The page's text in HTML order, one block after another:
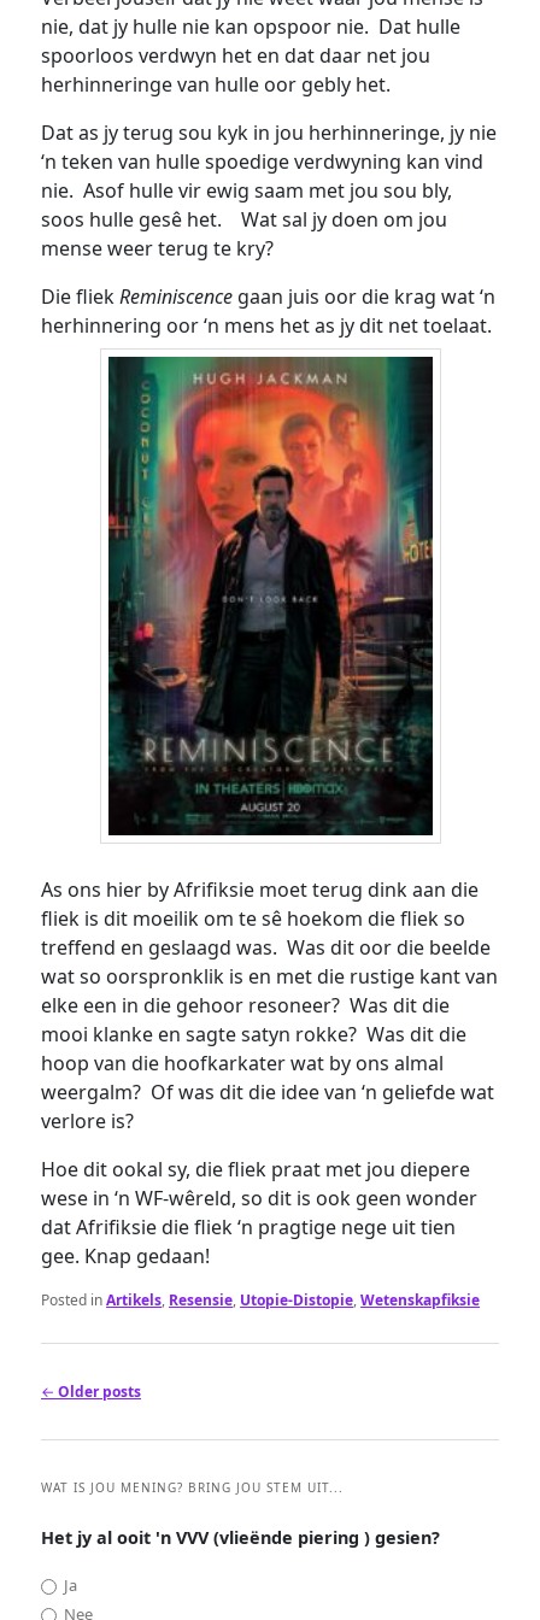
nie, dat jy hulle nie kan opspoor nie. Dat hulle
spoorloos verdwyn het en dat daar net jou
herhinneringe van hulle oor gebly het.
Dat as jy terug sou kyk in jou herhinneringe, jy nie
‘n teken van hulle spoedige verdwyning kan vind
nie. Asof hulle vir ewig saam met jou sou bly,
soos hulle gesê het. Wat sal jy doen om jou
mense weer terug te kry?
Die fliekReminiscence gaan juis oor die krag wat ‘n
herhinnering oor ‘n mens het as jy dit net toelaat.
As ons hier by Afrifiksie moet terug dink aan die
fliek is dit moeilik om te sê hoekom die fliek so
treffend en geslaagd was. Was dit oor die beelde
wat so oorspronklik is en met die rustige kant van
elke een in die gehoor resoneer? Was dit die
mooi klanke en sagte satyn rokke? Was dit die
hoop van die hoofkarkater wat by ons almal
weergalm? Of was dit die idee van ‘n geliefde wat
verlore is?
Hoe dit ookal sy, die fliek praat met jou diepere
wese in ‘n WF-wêreld, so dit is ook geen wonder
dat Afrifiksie die fliek ‘n pragtige nege uit tien
gee. Knap gedaan!
Posted inArtikels, Resensie, Utopie-Distopie,Wetenskapfiksie
Post
← Older posts
WAT IS JOU MENING? BRING JOU STEM UIT...
Het jy al ooit 'n VVV (vlieënde piering ) gesien?
Ja
Nee